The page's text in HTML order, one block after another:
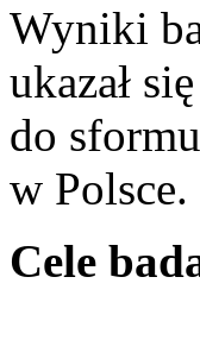
Wyniki
ukazał
do
w Polsce.
Cele